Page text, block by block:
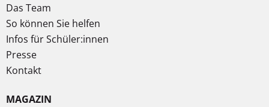
Das Team
So können Sie helfen
Infos für Schüler:innen
Presse
Kontakt
MAGAZIN